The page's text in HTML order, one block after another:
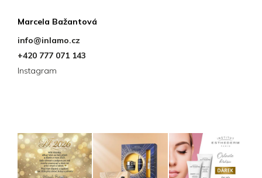
Marcela Bažantová
info@inlamo.cz
+420 777 071 143
Instagram